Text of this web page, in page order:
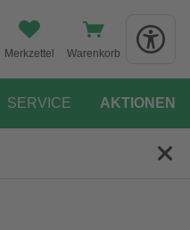
Merkzettel Warenkorb
SERVICE AKTIONEN